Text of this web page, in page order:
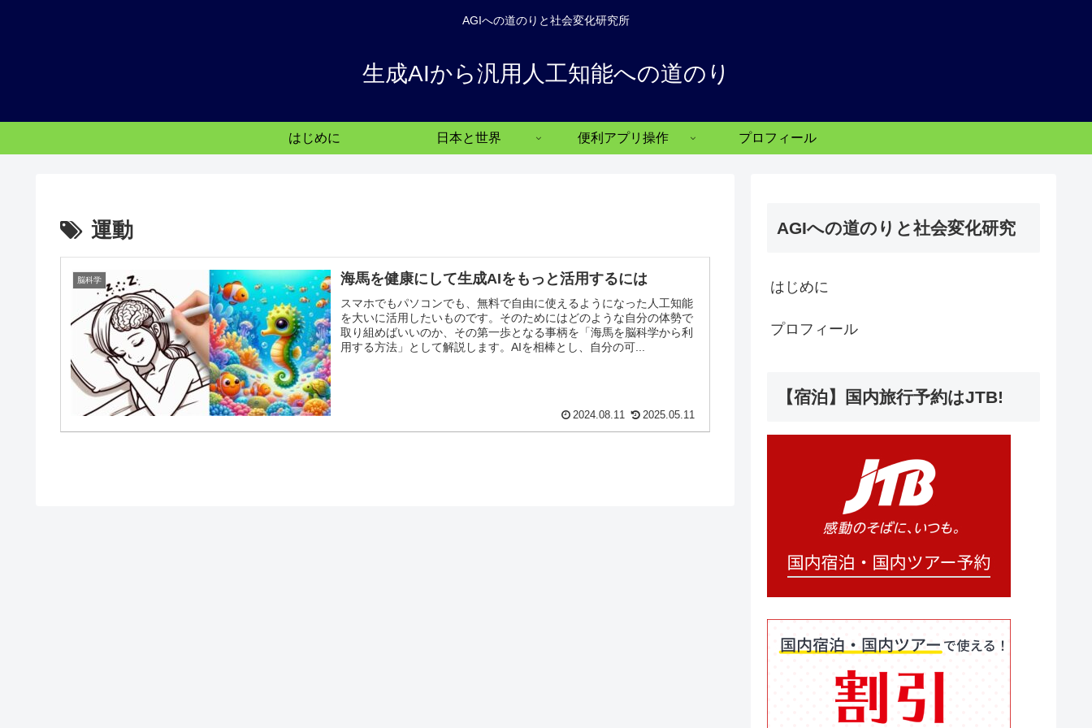
AGIへの道のりと社会変化研究所
生成AIから汎用人工知能への道のり
はじめに 日本と世界 便利アプリ操作 プロフィール
運動
脳科学 海馬を健康にして生成AIをもっと活用するには
スマホでもパソコンでも、無料で自由に使えるようになった人工知能
を大いに活用したいものです。そのためにはどのような自分の体勢で
取り組めばいいのか、その第一歩となる事柄を「海馬を脳科学から利
用する方法」として解説します。AIを相棒とし、自分の可...
2024.08.11 2025.05.11
AGIへの道のりと社会変化研究
はじめに
プロフィール
【宿泊】国内旅行予約はJTB!